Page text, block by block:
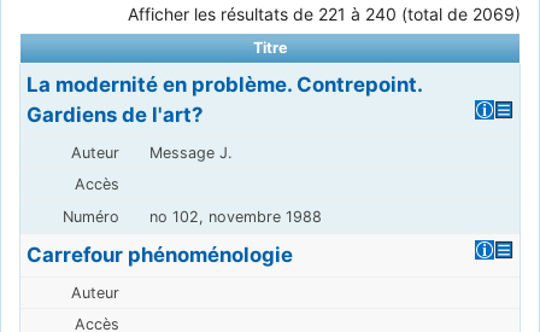
Afficher les résultats de 221 à 240 (total de 2069)
Titre
La modernité en problème. Contrepoint.
Gardiens de l'art?
Message J.
no 102, novembre 1988
Carrefour phénoménologie